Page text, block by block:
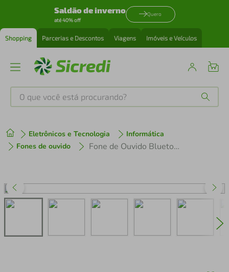
Saldão de inverno
até 40% off
Quero
Shopping Parcerias e Descontos Viagens Imóveis e Veículos
O que você está procurando?
Eletrônicos e Tecnologia
Informática
Fones de ouvido
Fone de Ouvido Bluetooth 5.3 TWS Sem Fio Esportivo Compatível Com iPhone Samsung Xiaomi Motorola Tipo Gancho
1º tenis
3º perfume